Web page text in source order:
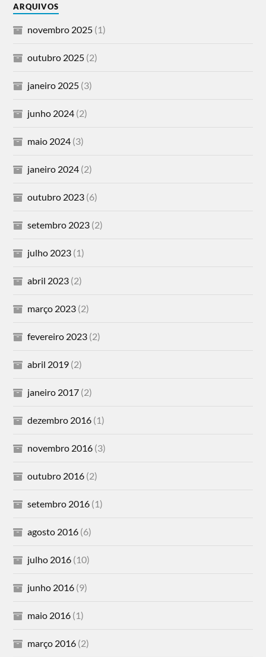
ARQUIVOS
novembro 2025 (1)
outubro 2025 (2)
janeiro 2025 (3)
junho 2024 (2)
maio 2024 (3)
janeiro 2024 (2)
outubro 2023 (6)
setembro 2023 (2)
julho 2023 (1)
abril 2023 (2)
março 2023 (2)
fevereiro 2023 (2)
abril 2019 (2)
janeiro 2017 (2)
dezembro 2016 (1)
novembro 2016 (3)
outubro 2016 (2)
setembro 2016 (1)
agosto 2016 (6)
julho 2016 (10)
junho 2016 (9)
maio 2016 (1)
março 2016 (2)